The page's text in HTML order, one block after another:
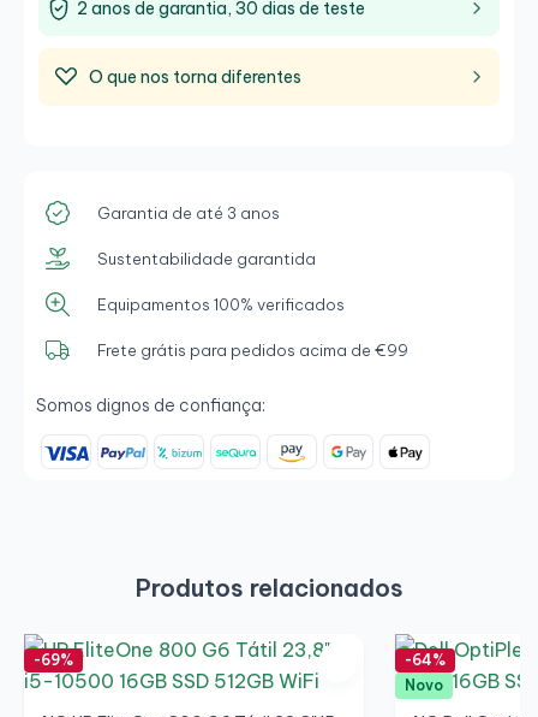
2 anos de garantia, 30 dias de teste
O que nos torna diferentes
Garantia de até 3 anos
Sustentabilidade garantida
Equipamentos 100% verificados
Frete grátis para pedidos acima de €99
Somos dignos de confiança:
Produtos relacionados
-69%
-64%
Novo